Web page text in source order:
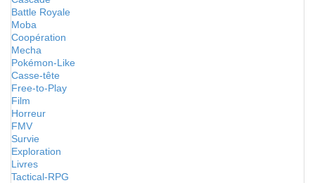
Battle Royale
Moba
Coopération
Mecha
Pokémon-Like
Casse-tête
Free-to-Play
Film
Horreur
FMV
Survie
Exploration
Livres
Tactical-RPG